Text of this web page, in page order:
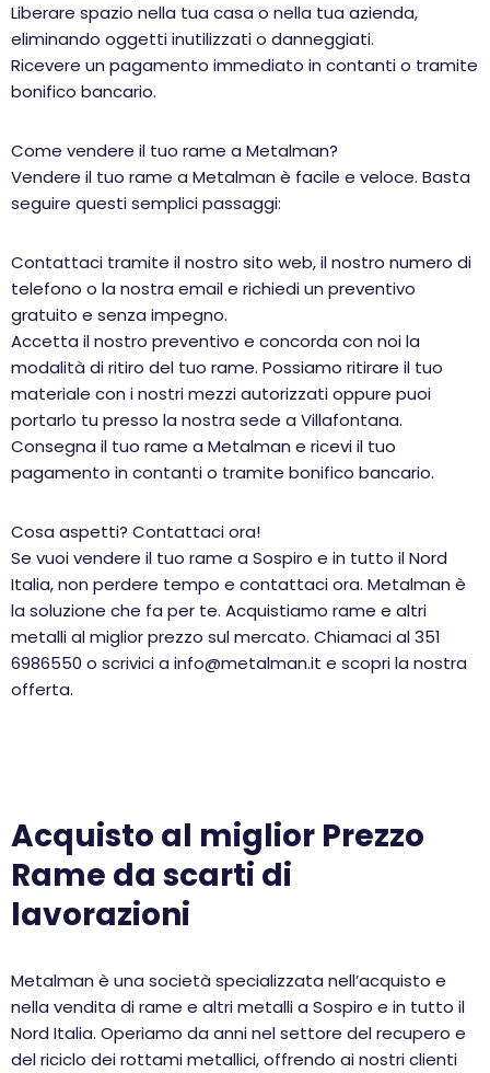
Liberare spazio nella tua casa o nella tua azienda,
eliminando oggetti inutilizzati o danneggiati.
Ricevere un pagamento immediato in contanti o tramite
bonifico bancario.
Come vendere il tuo rame a Metalman?
Vendere il tuo rame a Metalman è facile e veloce. Basta
seguire questi semplici passaggi:
Contattaci tramite il nostro sito web, il nostro numero di
telefono o la nostra email e richiedi un preventivo
gratuito e senza impegno.
Accetta il nostro preventivo e concorda con noi la
modalità di ritiro del tuo rame. Possiamo ritirare il tuo
materiale con i nostri mezzi autorizzati oppure puoi
portarlo tu presso la nostra sede a Villafontana.
Consegna il tuo rame a Metalman e ricevi il tuo
pagamento in contanti o tramite bonifico bancario.
Cosa aspetti? Contattaci ora!
Se vuoi vendere il tuo rame a Sospiro e in tutto il Nord
Italia, non perdere tempo e contattaci ora. Metalman è
la soluzione che fa per te. Acquistiamo rame e altri
metalli al miglior prezzo sul mercato. Chiamaci al 351
6986550 o scrivici a info@metalman.it e scopri la nostra
offerta.
Acquisto al miglior Prezzo
Rame da scarti di
lavorazioni
Metalman è una società specializzata nell’acquisto e
nella vendita di rame e altri metalli a Sospiro e in tutto il
Nord Italia. Operiamo da anni nel settore del recupero e
del riciclo dei rottami metallici, offrendo ai nostri clienti